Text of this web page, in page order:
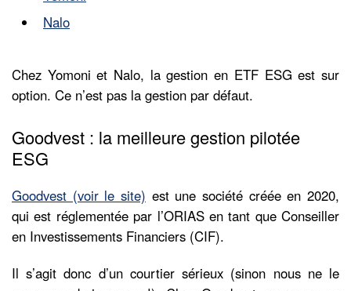
Nalo
Chez Yomoni et Nalo, la gestion en ETF ESG est sur
option. Ce n’est pas la gestion par défaut.
Goodvest : la meilleure gestion pilotée
ESG
Goodvest (voir le site) est une société créée en 2020,
qui est réglementée par l’ORIAS en tant que Conseiller
en Investissements Financiers (CIF).
Il s’agit donc d’un courtier sérieux (sinon nous ne le